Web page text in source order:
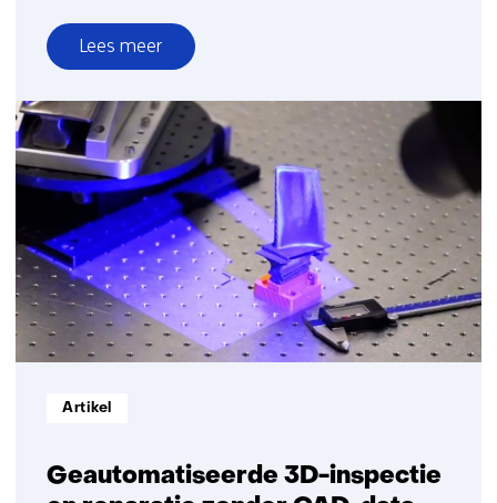
Lees meer
over
Quantumcommunicatie
Geautomatiseerde 3D-inspectie
Informatietype:
Artikel